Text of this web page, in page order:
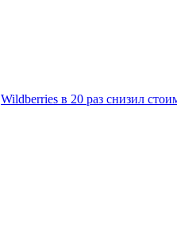
Wildberries в 20 раз снизил